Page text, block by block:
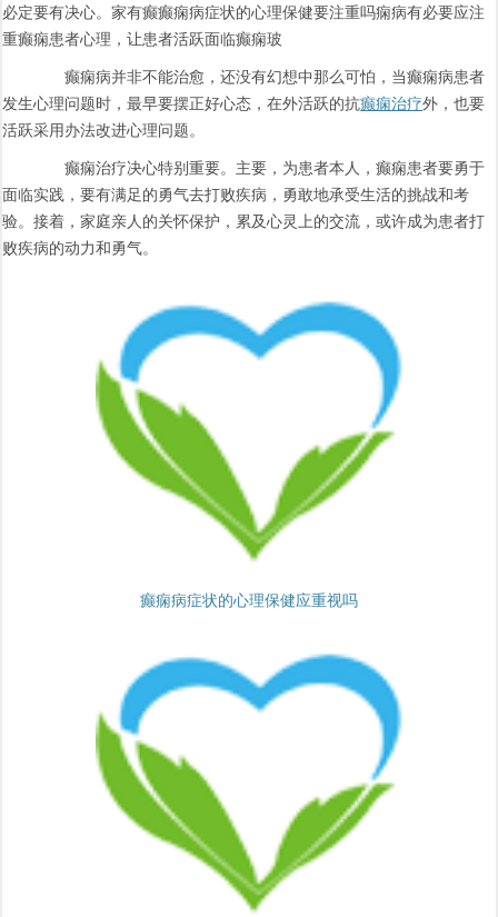
必定要有决心。家有癫癫痫病症状的心理保健要注重吗痫病有必要应注
重癫痫患者心理，让患者活跃面临癫痫玻
癫痫病并非不能治愈，还没有幻想中那么可怕，当癫痫病患者
发生心理问题时，最早要摆正好心态，在外活跃的抗癫痫治疗外，也要
活跃采用办法改进心理问题。
癫痫治疗决心特别重要。主要，为患者本人，癫痫患者要勇于
面临实践，要有满足的勇气去打败疾病，勇敢地承受生活的挑战和考
验。接着，家庭亲人的关怀保护，累及心灵上的交流，或许成为患者打
败疾病的动力和勇气。
癫痫病症状的心理保健应重视吗